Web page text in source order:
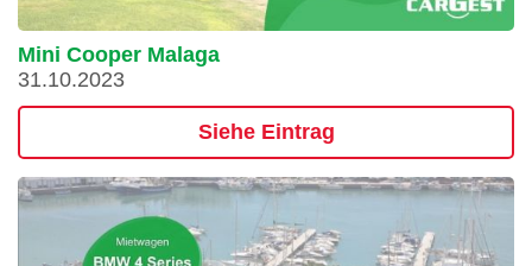
Mini Cooper Malaga
31.10.2023
Siehe Eintrag